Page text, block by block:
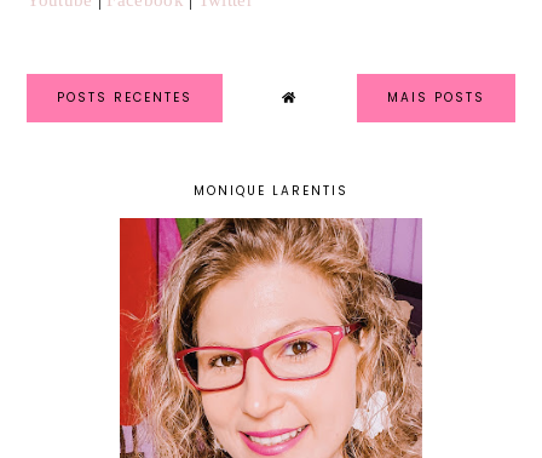
POSTS RECENTES MAIS POSTS
MONIQUE LARENTIS